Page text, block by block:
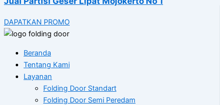
DAPATKAN PROMO
Beranda
Tentang Kami
Layanan
Folding Door Standart
Folding Door Semi Peredam